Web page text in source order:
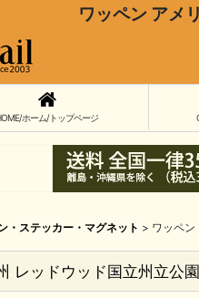
ワッペン アメ
ホーム/トップページ
・ステッカー・マグネット > ワッペ
レッドウッド国立州立公